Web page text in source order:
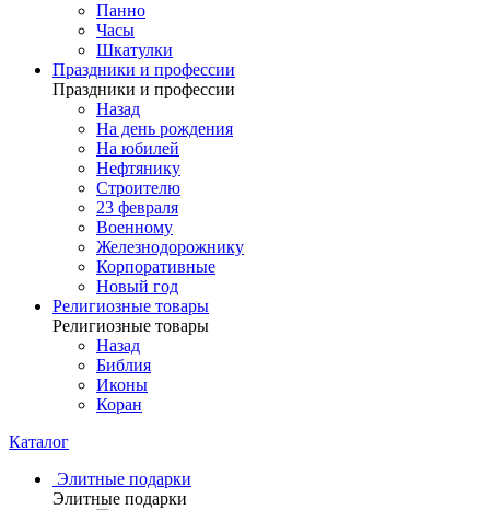
Панно
Часы
Шкатулки
Праздники и профессии
Праздники и профессии
Назад
На день рождения
На юбилей
Нефтянику
Строителю
23 февраля
Военному
Железнодорожнику
Корпоративные
Новый год
Религиозные товары
Религиозные товары
Назад
Библия
Иконы
Коран
Каталог
Элитные подарки
Элитные подарки